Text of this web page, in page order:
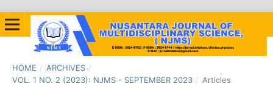
HOME / ARCHIVES /
VOL. 1 NO. 2 (2023): NJMS - SEPTEMBER 2023 / Articles